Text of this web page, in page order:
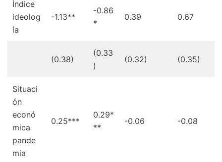
Índice
ideolog
ía
-1.13**
-0.86
*
0.39 0.67
(0.38)
(0.33
)
(0.32) (0.35)
Situaci
ón
econó
mica
pande
mia
0.25***
0.29*
**
-0.06 -0.08